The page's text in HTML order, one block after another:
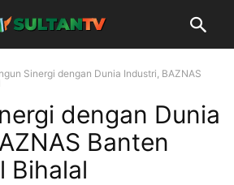
Sinergi dengan Dunia Industri, BAZNAS
dengan Dunia
Banten
Bihalal